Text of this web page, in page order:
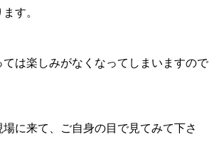
す。
は楽しみがなくなってしまいますので
に来て、ご自身の目で見てみて下さ